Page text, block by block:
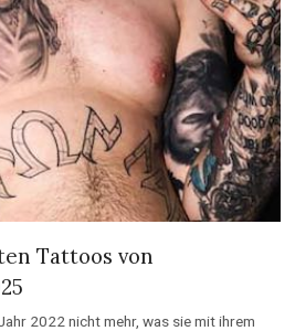
Tattoos von
2022 nicht mehr, was sie mit ihrem